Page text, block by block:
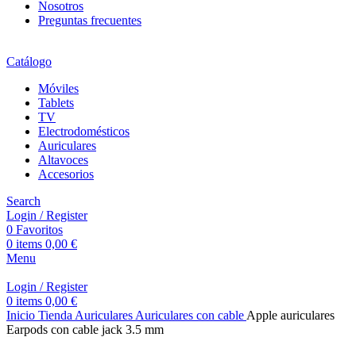
Nosotros
Preguntas frecuentes
Catálogo
Móviles
Tablets
TV
Electrodomésticos
Auriculares
Altavoces
Accesorios
Search
Login / Register
0 Favoritos
0 items 0,00 €
Menu
Login / Register
0 items 0,00 €
Inicio Tienda Auriculares Auriculares con cable Apple auriculares
Earpods con cable jack 3.5 mm